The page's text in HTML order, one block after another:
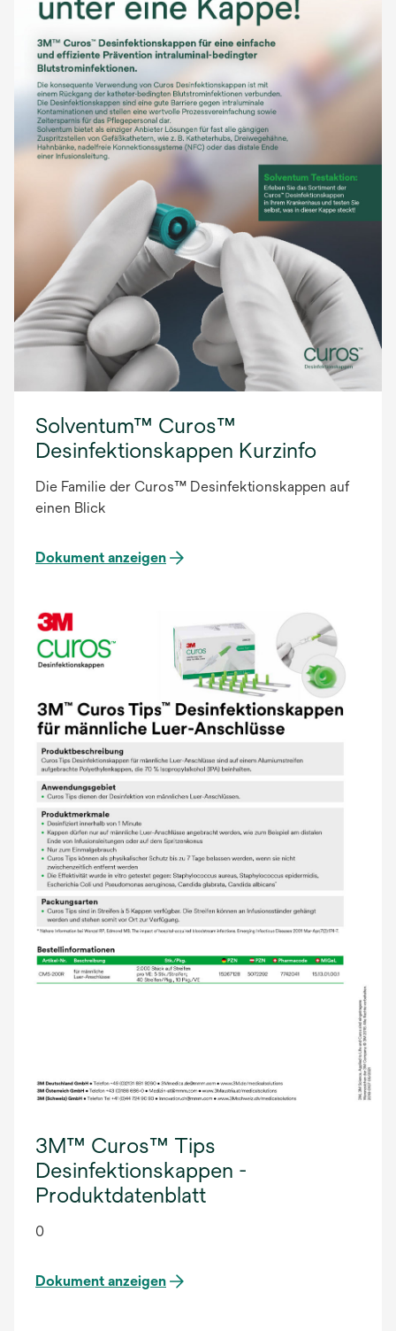
Solventum™ Curos™
Desinfektionskappen Kurzinfo
Die Familie der Curos™ Desinfektionskappen auf
einen Blick
Dokument anzeigen
3M™ Curos™ Tips
Desinfektionskappen -
Produktdatenblatt
0
Dokument anzeigen